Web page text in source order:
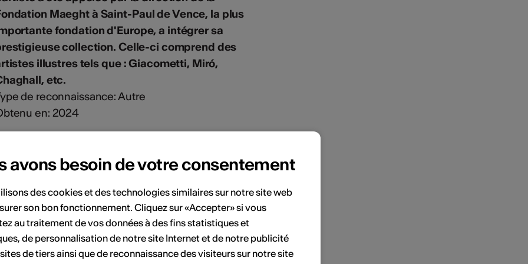
Maeght à Saint-Paul de Vence, la plus
fondation d'Europe, a intégrer sa
collection. Celle-ci comprend des
illustres tels que : Giacometti, Miró,
etc.
de reconnaissance: Autre
en: 2024
"Connexions transgressives, r p". Introduction de
esthétique, étapes d'importance de
analyse critique de Michel Bohbot et 70
d'illustrations, exemples de ses œuvres.
de publication: Ouvrage
/ label / distributeur: SoloArte Editions
avons besoin de votre consentement
des cookies et des technologies similaires sur notre site web
son bon fonctionnement. Cliquez sur «Accepter» si vous
au traitement de vos données à des fins statistiques et
de personnalisation de notre site Internet et de notre publicité
de tiers ainsi que de reconnaissance des visiteurs sur notre site